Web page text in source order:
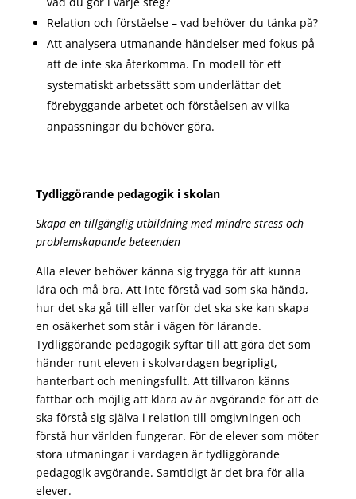
Relation och förståelse – vad behöver du tänka på?
Att analysera utmanande händelser med fokus på
att de inte ska återkomma. En modell för ett
systematiskt arbetssätt som underlättar det
förebyggande arbetet och förståelsen av vilka
anpassningar du behöver göra.
Tydliggörande pedagogik i skolan
Skapa en tillgänglig utbildning med mindre stress och
problemskapande beteenden
Alla elever behöver känna sig trygga för att kunna
lära och må bra. Att inte förstå vad som ska hända,
hur det ska gå till eller varför det ska ske kan skapa
en osäkerhet som står i vägen för lärande.
Tydliggörande pedagogik syftar till att göra det som
händer runt eleven i skolvardagen begripligt,
hanterbart och meningsfullt. Att tillvaron känns
fattbar och möjlig att klara av är avgörande för att de
ska förstå sig själva i relation till omgivningen och
förstå hur världen fungerar. För de elever som möter
stora utmaningar i vardagen är tydliggörande
pedagogik avgörande. Samtidigt är det bra för alla
elever.